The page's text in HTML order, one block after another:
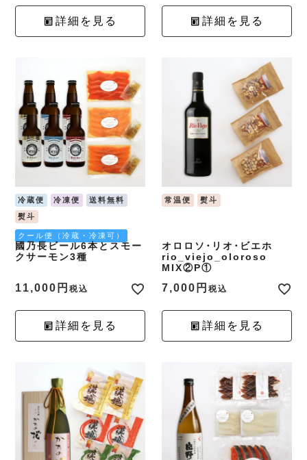
詳細を見る 詳細を見る
冷蔵便 冷凍便
送料無料
熨斗
クール便（冷蔵・冷凍可）
國乃長ビール6本とスモー
クサーモン3種
11,000 税込
詳細を見る
常温便 熨斗
オロロソ･リオ･ビエホ
rio_viejo_oloroso
MIX②P①
7,000 税込
詳細を見る